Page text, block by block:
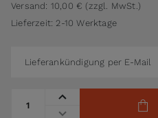
Versand: 10,00 € (zzgl. MwSt.)
Lieferzeit: 2-10 Werktage
Lieferankündigung per E-Mail